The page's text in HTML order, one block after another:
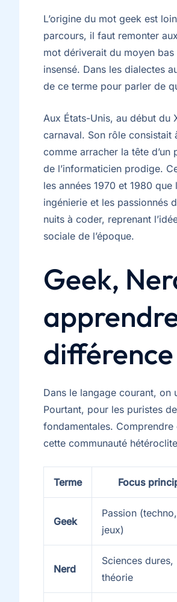
L’origine du mot geek est
parcours, il faut remonter
mot dériverait du moyen bas
insensé. Dans les dialectes
de ce terme pour parler de
Aux États-Unis, au début du
carnaval. Son rôle consistait
comme arracher la tête
de l’informaticien prodige.
les années 1970 et 1980
ingénierie et les passionnés
nuits à coder, reprenant
sociale de l’époque.
Geek,
différence
Dans le langage courant, on
Pourtant, pour les puristes
fondamentales.
cette communauté
Terme Focus
Geek
Passion
jeux)
Nerd
Sciences dures,
théorie